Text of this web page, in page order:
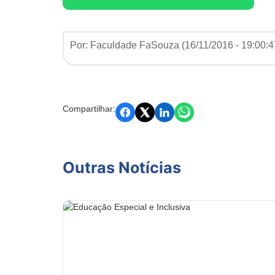
Por: Faculdade FaSouza (16/11/2016 -
Compartilhar:
Outras Notícias